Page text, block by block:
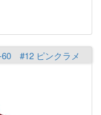
#12 ピンクラメ